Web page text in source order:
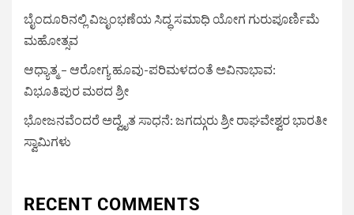
ಬೈಂದೂರಿನಲ್ಲಿ ವಿಜೃಂಭಣೆಯ ಸಿದ್ಧ ಸಮಾಧಿ ಯೋಗ ಗುರುಪೂರ್ಣಿಮೆ
ಮಹೋತ್ಸವ
ಆಧ್ಯಾತ್ಮ – ಆರೋಗ್ಯ ಹೂವು-ಪರಿಮಳದಂತೆ ಅವಿನಾಭಾವ:
ವಿಭೂತಿಪುರ ಮಠದ ಶ್ರೀ
ಭೋಜನವೆಂದರೆ ಅದ್ವೈತ ಸಾಧನೆ: ಜಗದ್ಗುರು ಶ್ರೀ ರಾಘವೇಶ್ವರ ಭಾರತೀ
ಸ್ವಾಮಿಗಳು
RECENT COMMENTS